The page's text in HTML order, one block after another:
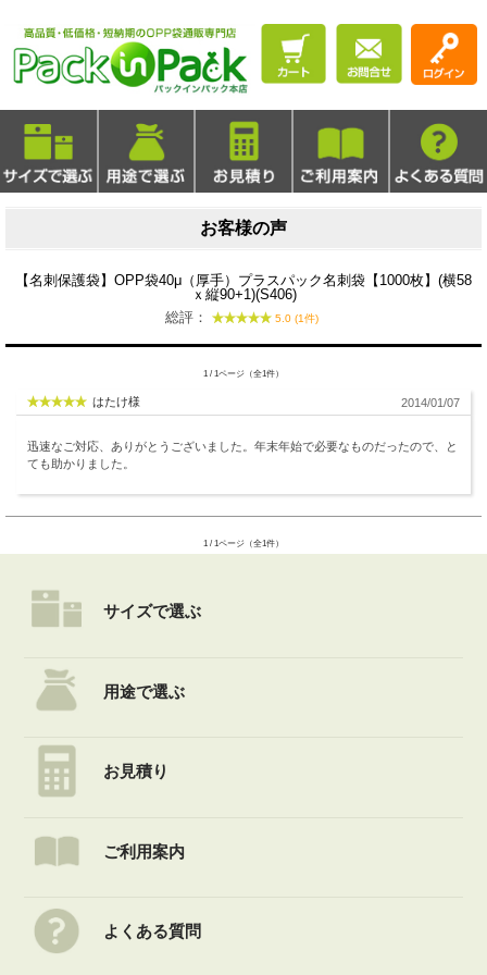
お客様の声
【名刺保護袋】OPP袋40μ（厚手）プラスパック名刺袋【1000枚】(横58
ｘ縦90+1)(S406)
総評：
5.0 (1件)
1 / 1ページ（全1件）
はたけ様 2014/01/07
迅速なご対応、ありがとうございました。年末年始で必要なものだったので、と
ても助かりました。
1 / 1ページ（全1件）
サイズで選ぶ
用途で選ぶ
お見積り
ご利用案内
よくある質問